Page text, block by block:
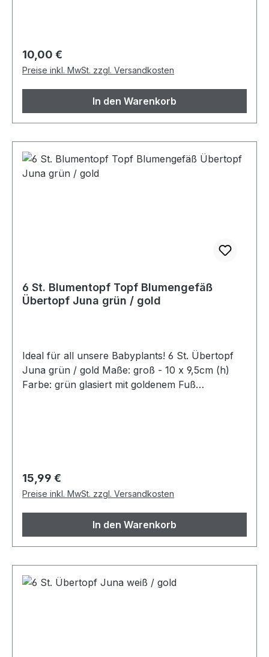
Regulärer Preis:
10,00 €
Preise inkl. MwSt. zzgl. Versandkosten
In den Warenkorb
6 St. Blumentopf Topf Blumengefäß
Übertopf Juna grün / gold
Ideal für all unsere Babyplants! 6 St. Übertopf
Juna grün / gold Maße: groß - 10 x 9,5cm (h)
Farbe: grün glasiert mit goldenem Fuß
Regulärer Preis:
15,99 €
Preise inkl. MwSt. zzgl. Versandkosten
In den Warenkorb